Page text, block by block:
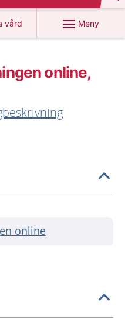
vård
1177.se
Meny
online,
online